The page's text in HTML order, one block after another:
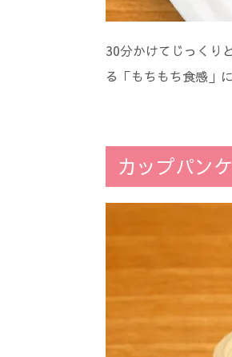
30分かけてじっくり
る「もちもち食感」
カップパン